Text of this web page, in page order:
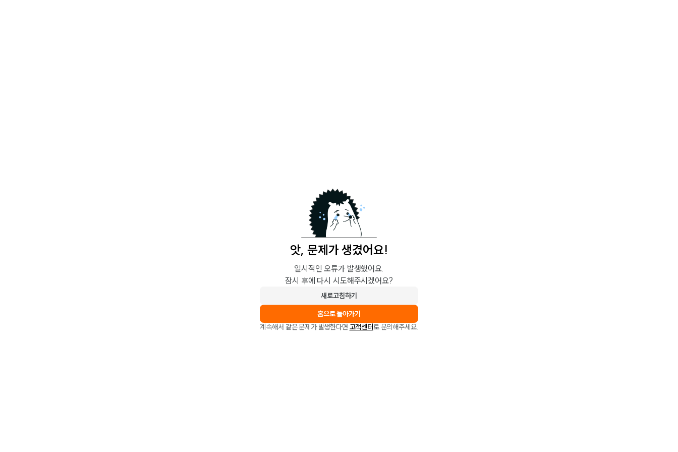
앗, 문제가 생겼어요!
일시적인 오류가 발생했어요.
잠시 후에 다시 시도해주시겠어요?
새로고침하기
홈으로 돌아가기
계속해서 같은 문제가 발생한다면 고객센터로 문의해주세요.